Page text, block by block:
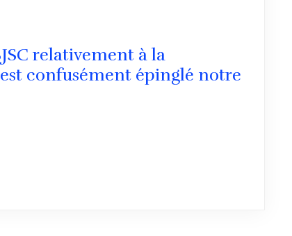
relativement à la
confusément épinglé notre